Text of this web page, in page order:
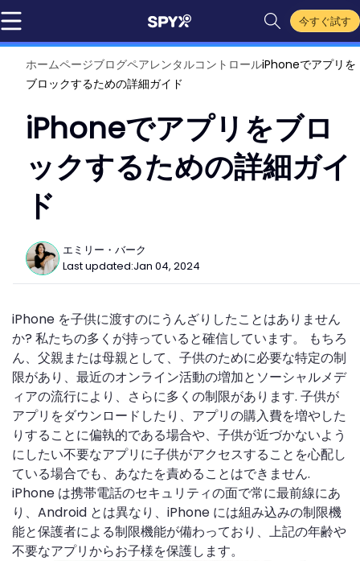
今すぐ試す
ホームページブログペアレンタルコントロールiPhoneでアプリを
ブロックするための詳細ガイド
iPhoneでアプリをブロ
ックするための詳細ガイ
ド
エミリー・バーク
Last updated:Jan 04, 2024
iPhone を子供に渡すのにうんざりしたことはありません
か? 私たちの多くが持っていると確信しています。 もちろ
ん、父親または母親として、子供のために必要な特定の制
限があり、最近のオンライン活動の増加とソーシャルメデ
ィアの流行により、さらに多くの制限があります. 子供が
アプリをダウンロードしたり、アプリの購入費を増やした
りすることに偏執的である場合や、子供が近づかないよう
にしたい不要なアプリに子供がアクセスすることを心配し
ている場合でも、あなたを責めることはできません.
iPhone は携帯電話のセキュリティの面で常に最前線にあ
り、Android とは異なり、iPhone には組み込みの制限機
能と保護者による制限機能が備わっており、上記の年齢や
不要なアプリからお子様を保護します。